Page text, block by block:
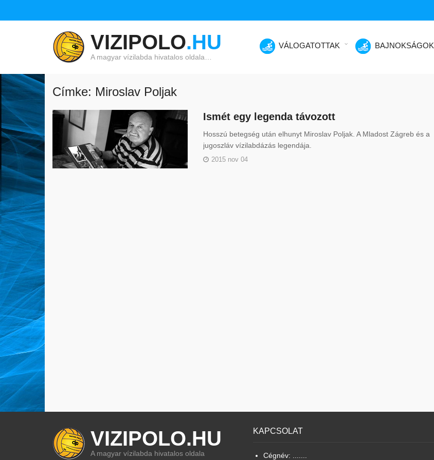
VIZIPOLO.HU
A magyar vízilabda hivatalos oldala…
VÁLOGATOTTAK BAJNOKSÁGOK
Címke: Miroslav Poljak
Ismét egy legenda távozott
Hosszú betegség után elhunyt Miroslav Poljak. A Mladost Zágreb és a
jugoszláv vízilabdázás legendája.
2015 nov 04
VIZIPOLO.HU
A magyar vízilabda hivatalos oldala
KAPCSOLAT
Cégnév: .......